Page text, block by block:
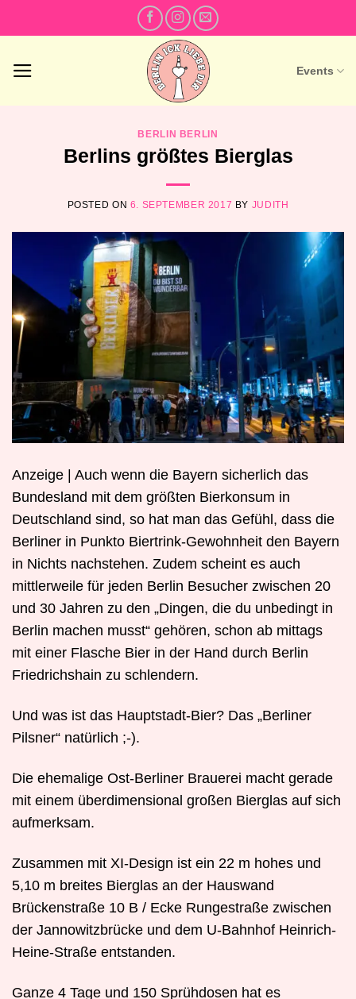
to
Events
BERLIN BERLIN
Berlins größtes Bierglas
POSTED ON 6. SEPTEMBER 2017 BY JUDITH
Anzeige | Auch wenn die Bayern sicherlich das
Bundesland mit dem größten Bierkonsum in
Deutschland sind, so hat man das Gefühl, dass die
Berliner in Punkto Biertrink-Gewohnheit den Bayern
in Nichts nachstehen. Zudem scheint es auch
mittlerweile für jeden Berlin Besucher zwischen 20
und 30 Jahren zu den „Dingen, die du unbedingt in
Berlin machen musst“ gehören, schon ab mittags
mit einer Flasche Bier in der Hand durch Berlin
Friedrichshain zu schlendern.
Und was ist das Hauptstadt-Bier? Das „Berliner
Pilsner“ natürlich ;-).
Die ehemalige Ost-Berliner Brauerei macht gerade
mit einem überdimensional großen Bierglas auf sich
aufmerksam.
Zusammen mit XI-Design ist ein 22 m hohes und
5,10 m breites Bierglas an der Hauswand
Brückenstraße 10 B / Ecke Rungestraße zwischen
der Jannowitzbrücke und dem U-Bahnhof Heinrich-
Heine-Straße entstanden.
Ganze 4 Tage und 150 Sprühdosen hat es